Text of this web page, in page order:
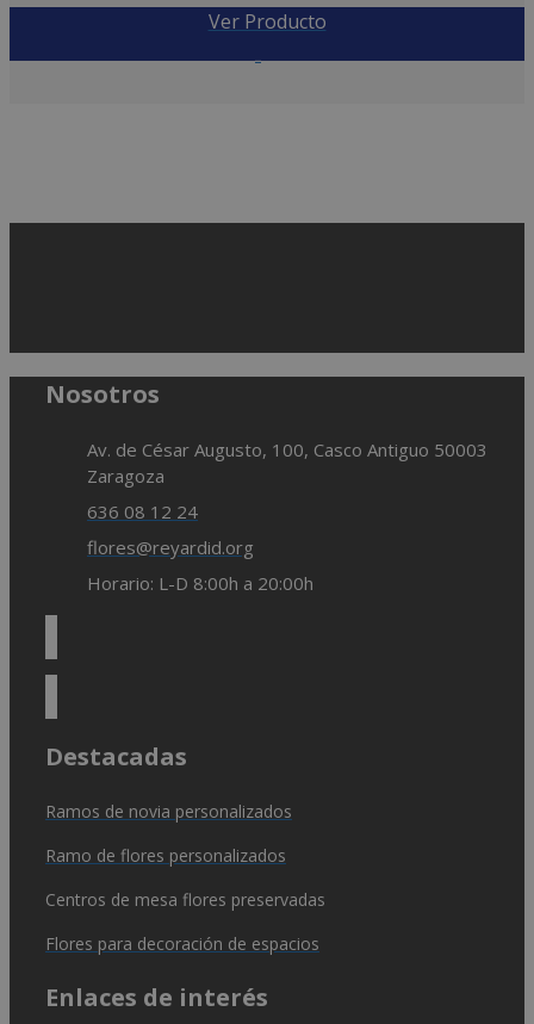
Ver Producto
Nosotros
Av. de César Augusto, 100, Casco Antiguo 50003
Zaragoza
636 08 12 24
flores@reyardid.org
Horario: L-D 8:00h a 20:00h
Destacadas
Ramos de novia personalizados
Ramo de flores personalizados
Centros de mesa flores preservadas
Flores para decoración de espacios
Enlaces de interés